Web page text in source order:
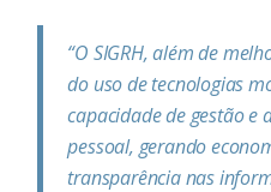
“O SIGRH, além de
do uso de tecnologias
capacidade de gestão e
pessoal, gerando
transparência nas